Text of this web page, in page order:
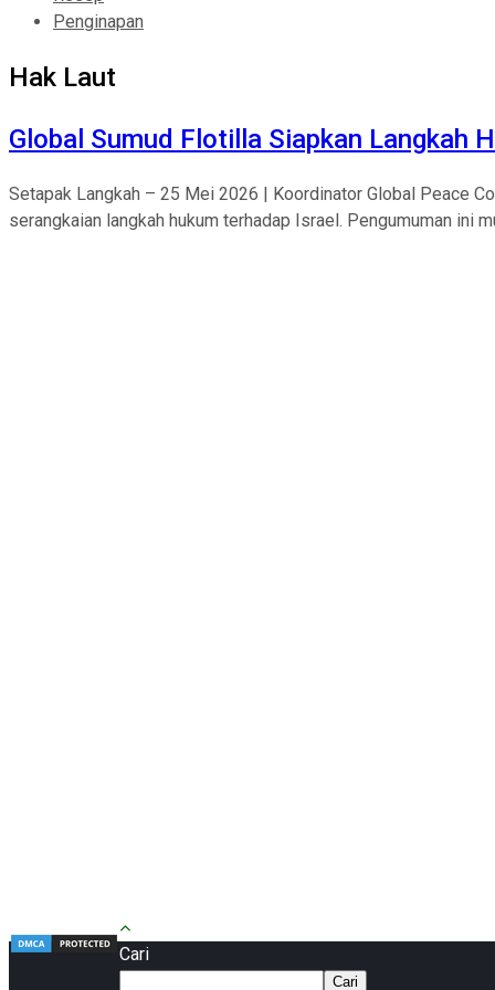
Penginapan
Hak Laut
Global Sumud Flotilla Siapkan Langkah
Setapak Langkah – 25 Mei 2026 | Koordinator Global Peace
serangkaian langkah hukum terhadap Israel. Pengumuman ini
Cari
Cari